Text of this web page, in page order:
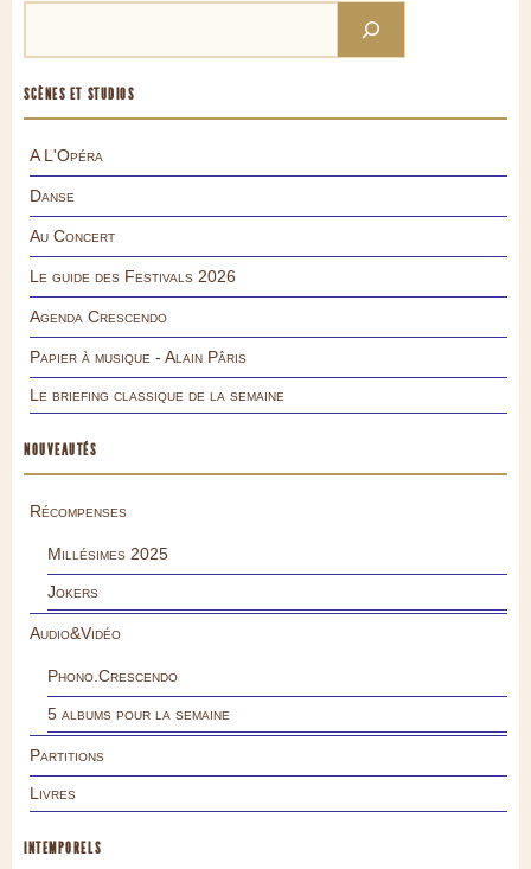
SCÈNES ET STUDIOS
A L'Opéra
Danse
Au Concert
Le guide des Festivals 2026
Agenda Crescendo
Papier à musique - Alain Pâris
Le briefing classique de la semaine
NOUVEAUTÉS
Récompenses
Millésimes 2025
Jokers
Audio&Vidéo
Phono.Crescendo
5 albums pour la semaine
Partitions
Livres
INTEMPORELS